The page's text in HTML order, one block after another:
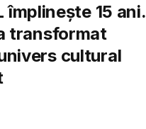
împlinește 15 ani.
transformat
cultural